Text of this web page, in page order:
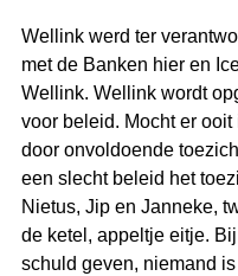
Wellink werd ter
met de Banken hier en
Wellink. Wellink wordt
voor beleid. Mocht er
door onvoldoende
een slecht beleid het
Nietus, Jip en Janneke,
de ketel, appeltje eitje.
schuld geven, niemand